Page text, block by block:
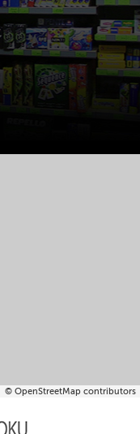
© OpenStreetMap contributors